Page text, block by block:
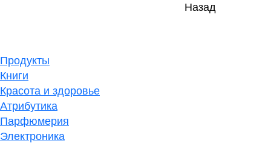
Назад
Продукты
Книги
Красота и здоровье
Атрибутика
Парфюмерия
Электроника